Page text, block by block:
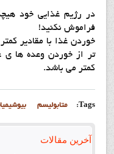
در رژیم غذایی خود
فراموش نکنید!
خوردن غذا با مقادیر
تر از خوردن وعده ها ی
کمتر می باشد.
Tags: متابوليسم
آخرین مقالات